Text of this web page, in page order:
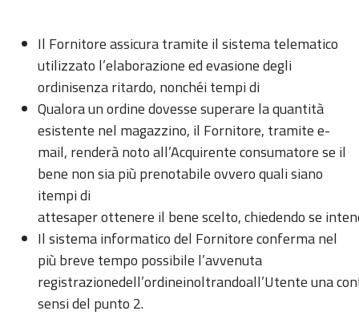
Il Fornitore assicura tramite il sistema telematico
utilizzato l’elaborazione ed evasione degli
ordinisenza ritardo, nonchéi tempi di
Qualora un ordine dovesse superare la quantità
esistente nel magazzino, il Fornitore, tramite e-
mail, renderà noto all’Acquirente consumatore se il
bene non sia più prenotabile ovvero quali siano
itempi di
attesaper ottenere il bene scelto, chiedendo se
Il sistema informatico del Fornitore conferma nel
più breve tempo possibile l’avvenuta
registrazionedell’ordineinoltrandoall’Utente una
sensi del punto 2.